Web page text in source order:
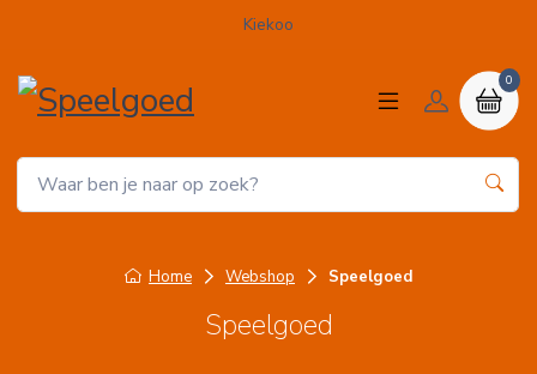
Kiekoo
0
Home Webshop Speelgoed
Speelgoed